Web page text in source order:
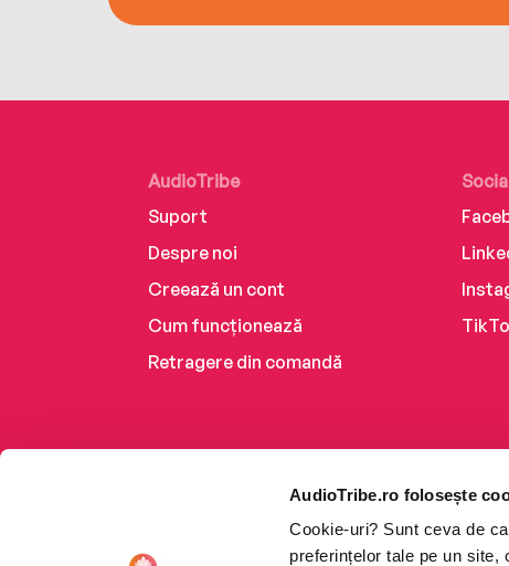
AudioTribe.ro folosește
Cookie-uri? Sunt ceva de
preferințelor tale pe un site,
AudioTribe
Suport
Despre noi
Creează un cont
Cum funcționează
Retragere din comandă